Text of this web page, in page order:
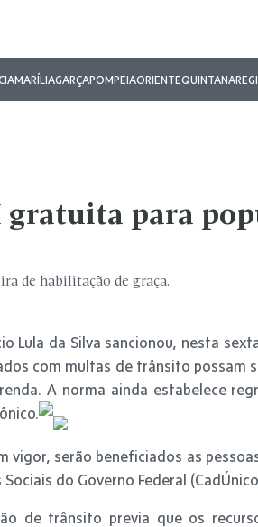
MARÍLIAGARÇAPOMPEIAORIENTEQUINTANA
gratuita para
de habilitação de graça.
Lula da Silva sancionou, nesta
com multas de trânsito possam
A norma ainda estabelece
vigor, serão beneficiados as
do Governo Federal
de trânsito previa que os